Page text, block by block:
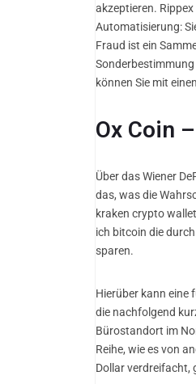
akzeptieren.
Automatisierung:
Fraud ist ein
können Sie mit
Ox Coin
Über das Wiener
das, was die
kraken crypto
ich bitcoin die
sparen.
Hierüber kann eine
die nachfolgend
Bürostandort im
Reihe, wie es von
Dollar verdreifacht,